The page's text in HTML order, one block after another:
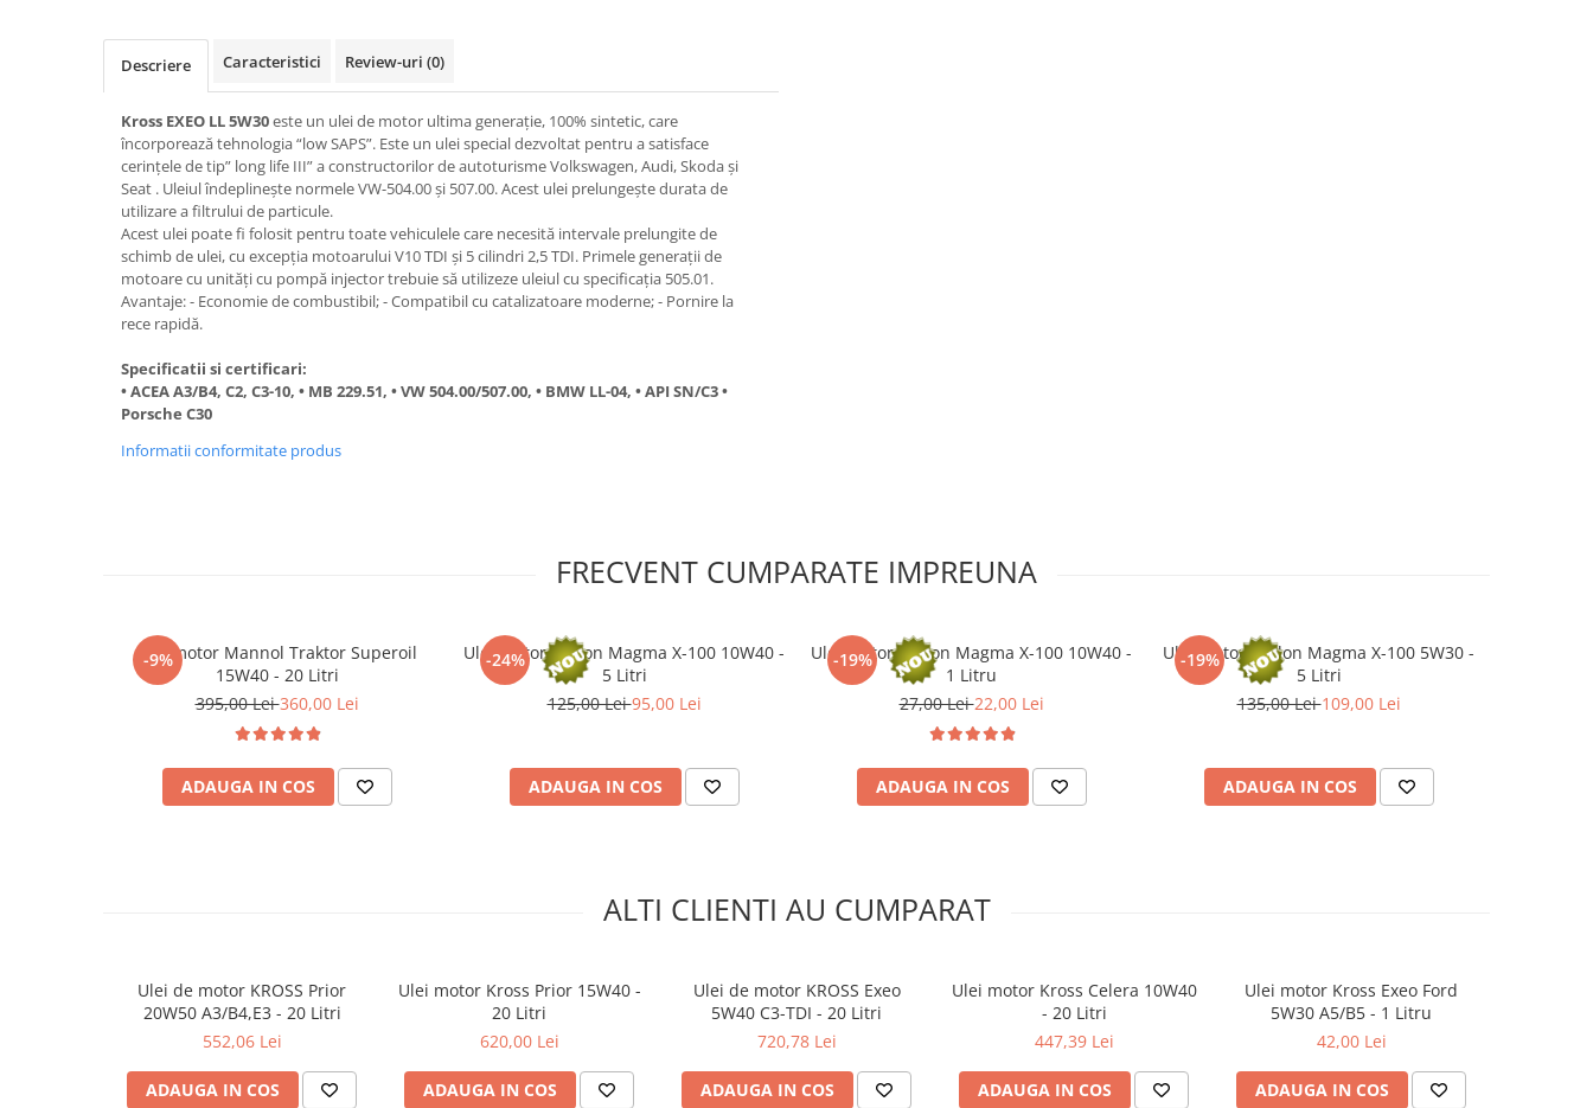
► Filtre auto
■ Accesorii filtre
■ Filtre combustibil
■ Filtre habitaclu
■ Filtre hidraulice
■ Filtre uscator
■ Filtre aditivi
Senzori uzura placute
Cablu frana de mana
Descriere Caracteristici Review-uri (0)
Kross EXEO LL 5W30este un ulei de motor ultima generaţie, 100% sintetic, care
încorporează tehnologia “low SAPS”. Este un ulei special dezvoltat pentru a satisface
cerințele de tip” long life III” a constructorilor de autoturisme Volkswagen, Audi, Skoda şi
Seat . Uleiul îndeplinește normele VW-504.00 și 507.00. Acest ulei prelungește durata de
utilizare a filtrului de particule.
Acest ulei poate fi folosit pentru toate vehiculele care necesită intervale prelungite de
schimb de ulei, cu excepția motoarului V10 TDI și 5 cilindri 2,5 TDI. Primele generaţii de
motoare cu unități cu pompă injector trebuie să utilizeze uleiul cu specificaţia 505.01.
Avantaje: - Economie de combustibil; - Compatibil cu catalizatoare moderne; - Pornire la
rece rapidă.
Specificatii si certificari:
• ACEA A3/B4, C2, C3-10, • MB 229.51, • VW 504.00/507.00, • BMW LL-04, • API SN/C3 •
Porsche C30
Informatii conformitate produs
FRECVENT CUMPARATE IMPREUNA
-9%
Ulei motor Mannol Traktor Superoil
15W40 - 20 Litri
395,00 Lei360,00 Lei
ADAUGA IN COS
-24%
Ulei motor Cyclon Magma X-100 10W40 -
5 Litri
125,00 Lei95,00 Lei
ADAUGA IN COS
-19%
Ulei motor Cyclon Magma X-100 10W40 -
1 Litru
27,00 Lei22,00 Lei
ADAUGA IN COS
-19%
Ulei motor Cyclon Magma X-100 5W30 -
5 Litri
135,00 Lei109,00 Lei
ADAUGA IN COS
ALTI CLIENTI AU CUMPARAT
Ulei de motor KROSS Prior
20W50 A3/B4,E3 - 20 Litri
552,06 Lei
ADAUGA IN COS
Ulei motor Kross Prior 15W40 -
20 Litri
620,00 Lei
ADAUGA IN COS
Ulei de motor KROSS Exeo
5W40 C3-TDI - 20 Litri
720,78 Lei
ADAUGA IN COS
Ulei motor Kross Celera 10W40
- 20 Litri
447,39 Lei
ADAUGA IN COS
Ulei motor Kross Exeo Ford
5W30 A5/B5 - 1 Litru
42,00 Lei
ADAUGA IN COS